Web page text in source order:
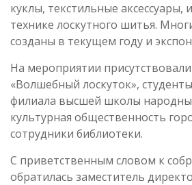
куклы, текстильные аксессуары,
технике лоскутного шитья.
созданы в текущем году и
На мероприятии
«Волшебный лоскуток»,
филиала высшей школы
культурная общественность
сотрудники библиотеки.
С приветственным словом к
обратилась заместитель